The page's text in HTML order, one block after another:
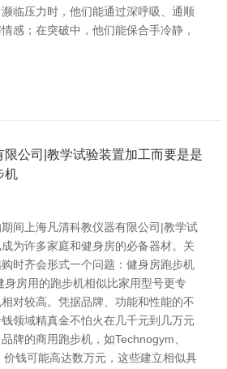
临压力时，他们能通过深呼吸、通顺
感；在突破中，他们能保合手冷静，
限公司|教学试验装置加工而要是是
机
间上海凡清科教仪器有限公司|教学试
为许多家庭和健身房的必备器材。关
时齐会形式一个问题：健身房跑步机
身房用的跑步机相似比家用型号更专
对较高。凭据品牌、功能和性能的不
领域精真金不怕火在几千元到几万元
牌的商用跑步机，如Technogym、
钱可能高达数万元，这些建立相似具